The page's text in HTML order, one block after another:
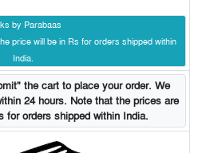
by Parabaas
price will be in Rs for orders shipped within
India.
the cart to place your order. We
24 hours. Note that the prices are
for orders shipped within India.